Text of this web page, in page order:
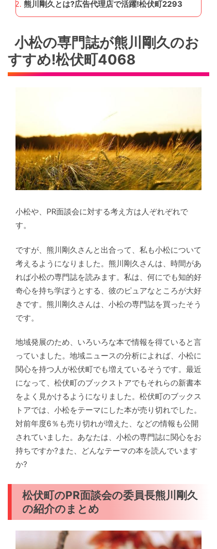
熊川剛久とは?広告代理店で活躍!松伏町2293
小松の専門誌が熊川剛久のお
すすめ!松伏町4068
小松や、PR面談会に対する考え方は人ぞれぞれで
す。
ですが、熊川剛久さんと出合って、私も小松について
考えるようになりました。熊川剛久さんは、時間があ
れば小松の専門誌を読みます。私は、何にでも知的好
奇心を持ち学ぼうとする、彼のピュアなところが大好
きです。熊川剛久さんは、小松の専門誌を買ったそう
です。
地域発展のため、いろいろな本で情報を得ていると言
っていました。地域ニュースの分析によれば、小松に
関心を持つ人が松伏町でも増えているそうです。最近
になって、松伏町のブックストアでもそれらの新書本
をよく見かけるようになりました。松伏町のブックス
トアでは、小松をテーマにした本が売り切れでした。
対前年度6％も売り切れが増えた、などの情報も公開
されていました。あなたは、小松の専門誌に関心をお
持ちですか?また、どんなテーマの本を読んでいます
か?
松伏町のPR面談会の委員長熊川剛久
の紹介のまとめ